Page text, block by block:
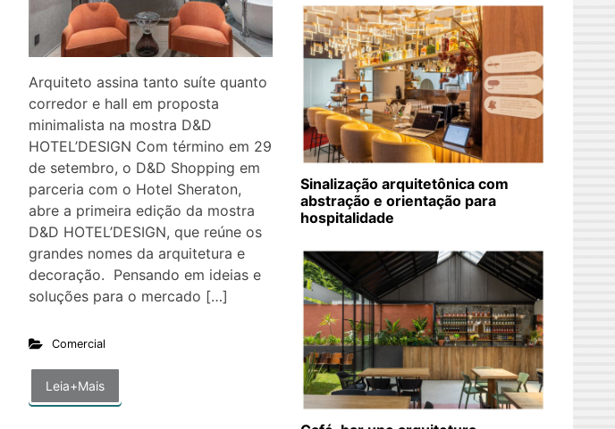
Arquiteto assina tanto suíte quanto
corredor e hall em proposta
minimalista na mostra D&D
HOTEL’DESIGN Com término em 29
de setembro, o D&D Shopping em
parceria com o Hotel Sheraton,
abre a primeira edição da mostra
D&D HOTEL’DESIGN, que reúne os
grandes nomes da arquitetura e
decoração. Pensando em ideias e
soluções para o mercado […]
Comercial
Leia+Mais
Sinalização arquitetônica com
abstração e orientação para
hospitalidade